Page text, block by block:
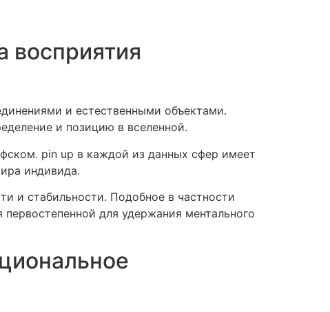
восприятия
и естественными объектами.
и позицию в вселенной.
pin up в каждой из данных сфер имеет
индивида.
и стабильности. Подобное в частности
для удержания ментального